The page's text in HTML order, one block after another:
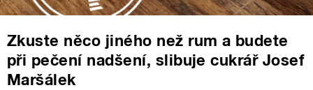
Zkuste něco jiného než rum a budete
při pečení nadšení, slibuje cukrář Josef
Maršálek